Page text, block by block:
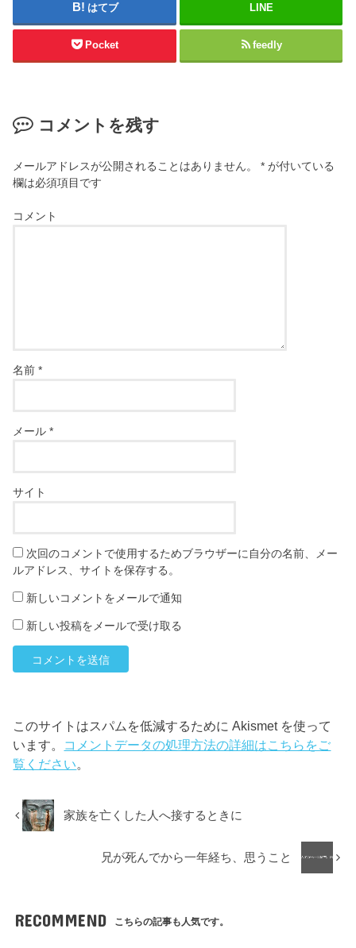
はてブ LINE
Pocket feedly
コメントを残す
メールアドレスが公開されることはありません。 * が付いている
欄は必須項目です
コメント
名前*
メール*
サイト
次回のコメントで使用するためブラウザーに自分の名前、メー
ルアドレス、サイトを保存する。
新しいコメントをメールで通知
新しい投稿をメールで受け取る
このサイトはスパムを低減するために Akismet を使って
います。 コメントデータの処理方法の詳細はこちらをご
覧ください。
家族を亡くした人へ接するときに
兄が死んでから一年経ち、思うこと
RECOMMEND こちらの記事も人気です。